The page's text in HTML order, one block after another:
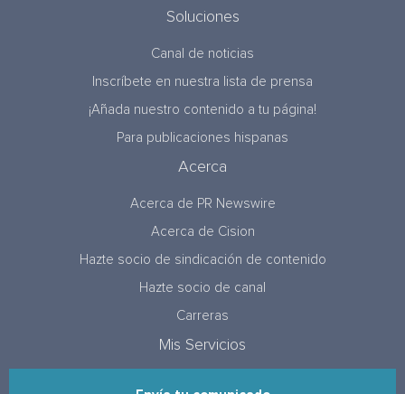
Soluciones
Canal de noticias
Inscríbete en nuestra lista de prensa
¡Añada nuestro contenido a tu página!
Para publicaciones hispanas
Acerca
Acerca de PR Newswire
Acerca de Cision
Hazte socio de sindicación de contenido
Hazte socio de canal
Carreras
Mis Servicios